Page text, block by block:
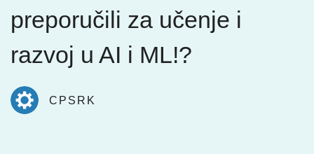
preporučili za učenje i
razvoj u AI i ML!?
CPSRK